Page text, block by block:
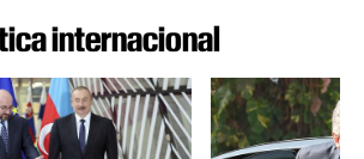
internacional